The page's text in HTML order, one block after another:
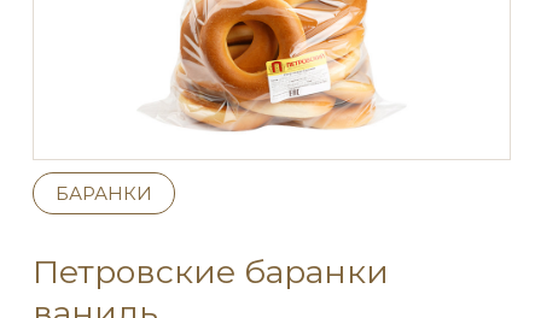
БАРАНКИ
Петровские баранки